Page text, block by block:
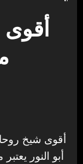
أقوى شيخ
أبو النور